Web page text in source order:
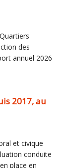
des
annuel 2026
2017, au
et civique
conduite
place en